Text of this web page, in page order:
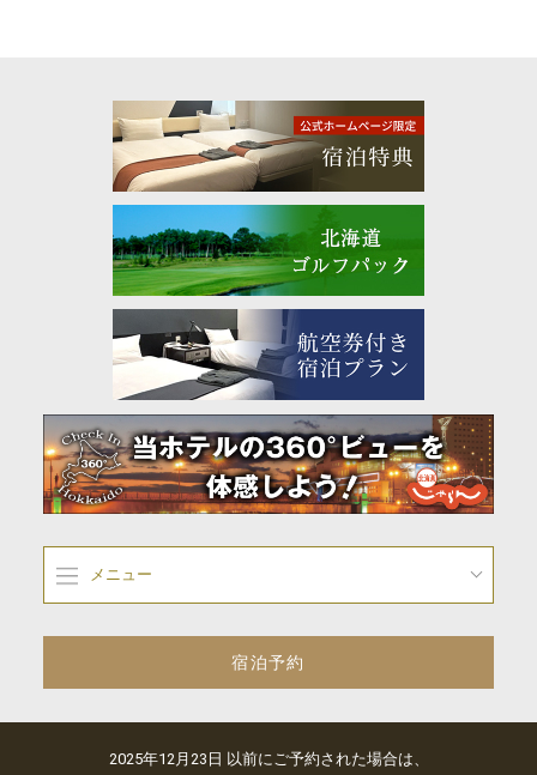
メニュー
宿泊予約
2025年12月23日 以前にご予約された場合は、